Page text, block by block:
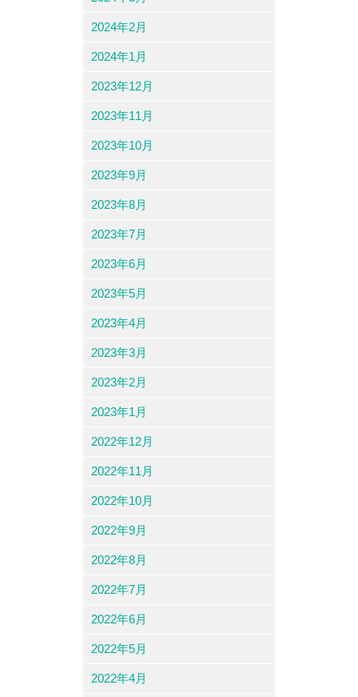
2024年2月
2024年1月
2023年12月
2023年11月
2023年10月
2023年9月
2023年8月
2023年7月
2023年6月
2023年5月
2023年4月
2023年3月
2023年2月
2023年1月
2022年12月
2022年11月
2022年10月
2022年9月
2022年8月
2022年7月
2022年6月
2022年5月
2022年4月